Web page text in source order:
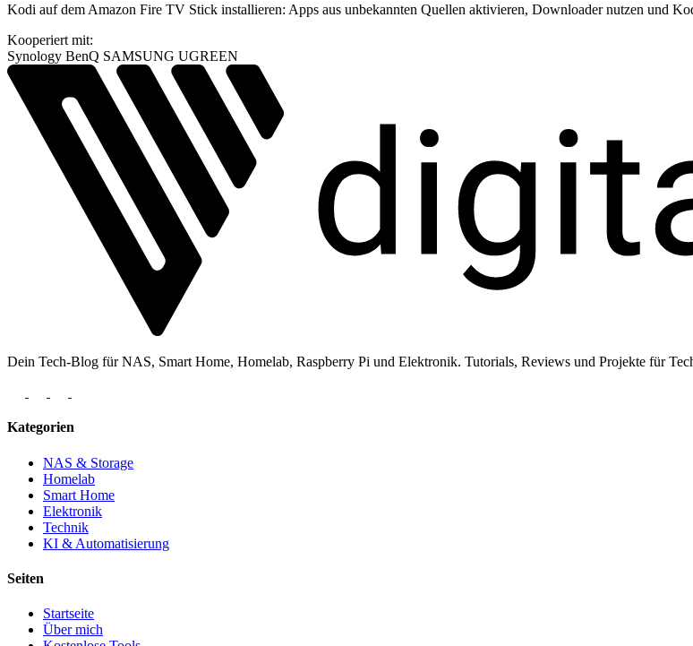
Kodi auf dem Amazon Fire TV Stick installieren: Apps aus unbekannten Quellen aktivieren, Downloader nutzen und
Kooperiert mit:
Synology BenQ SAMSUNG UGREEN
Dein Tech-Blog für NAS, Smart Home, Homelab, Raspberry Pi und Elektronik. Tutorials, Reviews und Projekte für
Kategorien
NAS & Storage
Homelab
Smart Home
Elektronik
Technik
KI & Automatisierung
Seiten
Startseite
Über mich